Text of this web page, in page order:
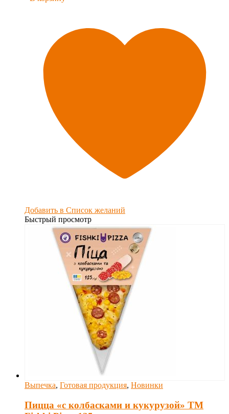
Добавить в Список желаний
Быстрый просмотр
Выпечка, Готовая продукция, Новинки
Пицца «с колбасками и кукурузой» ТM